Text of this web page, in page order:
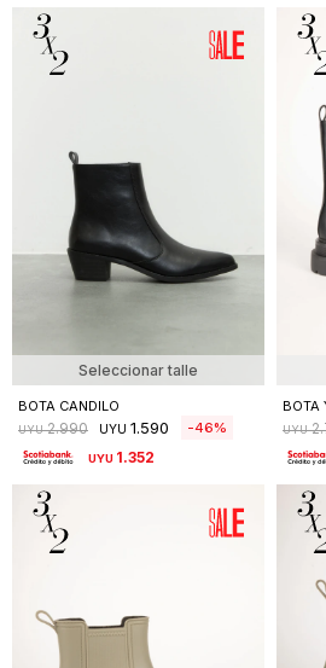
Seleccionar talle
BOTA CANDILO
UYU 2.990 UYU 1.590 46
UYU 1.352
BOTA
UYU